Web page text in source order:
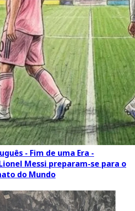
- Fim de uma Era -
Messi preparam-se para o
do Mundo